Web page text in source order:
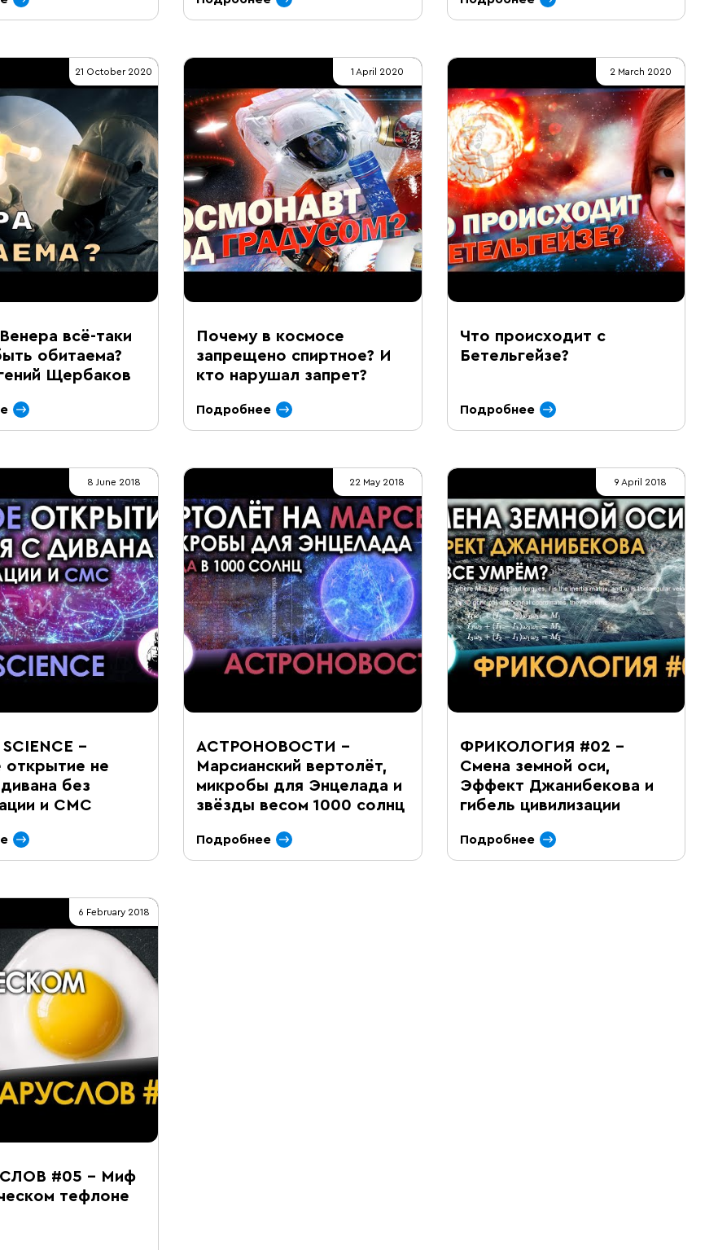
21 October 2020
всё-таки
обитаема?
Щербаков
1 April 2020
Почему в космосе
запрещено спиртное? И
кто нарушал запрет?
Подробнее
2 March 2020
Что происходит с
Бетельгейзе?
Подробнее
8 June 2018
–
открытие не
без
и СМС
22 May 2018
АСТРОНОВОСТИ –
Марсианский вертолёт,
микробы для Энцелада и
звёзды весом 1000 солнц
Подробнее
9 April 2018
ФРИКОЛОГИЯ #02 –
Смена земной оси,
Эффект Джанибекова и
гибель цивилизации
Подробнее
6 February 2018
#05 – Миф
тефлоне